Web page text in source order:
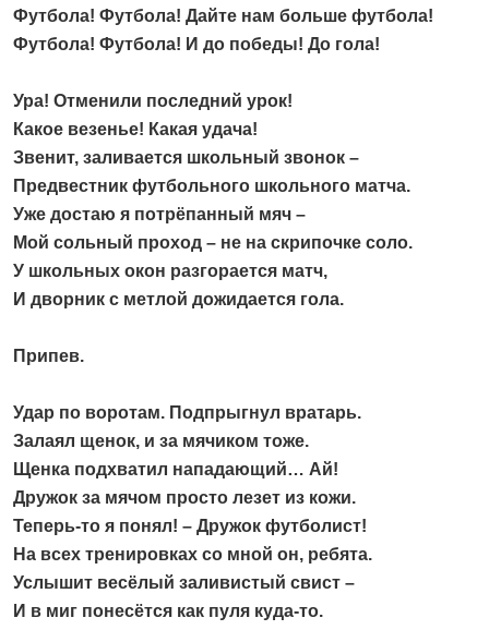
Футбола! Футбола! Дайте нам больше футбола!
Футбола! Футбола! И до победы! До гола!
Ура! Отменили последний урок!
Какое везенье! Какая удача!
Звенит, заливается школьный звонок –
Предвестник футбольного школьного матча.
Уже достаю я потрёпанный мяч –
Мой сольный проход – не на скрипочке соло.
У школьных окон разгорается матч,
И дворник с метлой дожидается гола.
Припев.
Удар по воротам. Подпрыгнул вратарь.
Залаял щенок, и за мячиком тоже.
Щенка подхватил нападающий… Ай!
Дружок за мячом просто лезет из кожи.
Теперь-то я понял! – Дружок футболист!
На всех тренировках со мной он, ребята.
Услышит весёлый заливистый свист –
И в миг понесётся как пуля куда-то.